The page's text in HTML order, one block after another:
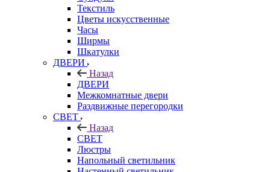
Текстиль
Цветы искусственные
Часы
Ширмы
Шкатулки
ДВЕРИ
Назад
ДВЕРИ
Межкомнатные двери
Раздвижные перегородки
СВЕТ
Назад
СВЕТ
Люстры
Напольный светильник